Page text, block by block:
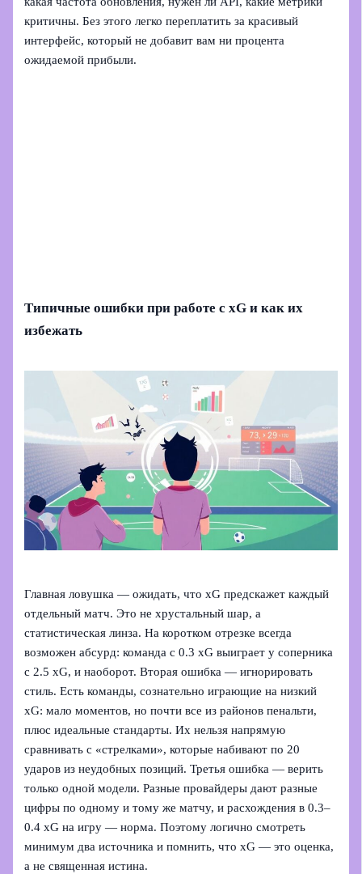
критичны. Без этого легко переплатить за красивый
интерфейс, который не добавит вам ни процента
ожидаемой прибыли.
Типичные ошибки при работе с xG и как их
избежать
Главная ловушка — ожидать, что xG предскажет каждый
отдельный матч. Это не хрустальный шар, а
статистическая линза. На коротком отрезке всегда
возможен абсурд: команда с 0.3 xG выиграет у соперника
с 2.5 xG, и наоборот. Вторая ошибка — игнорировать
стиль. Есть команды, сознательно играющие на низкий
xG: мало моментов, но почти все из районов пенальти,
плюс идеальные стандарты. Их нельзя напрямую
сравнивать с «стрелками», которые набивают по 20
ударов из неудобных позиций. Третья ошибка — верить
только одной модели. Разные провайдеры дают разные
цифры по одному и тому же матчу, и расхождения в 0.3–
0.4 xG на игру — норма. Поэтому логично смотреть
минимум два источника и помнить, что xG — это оценка,
а не священная истина.